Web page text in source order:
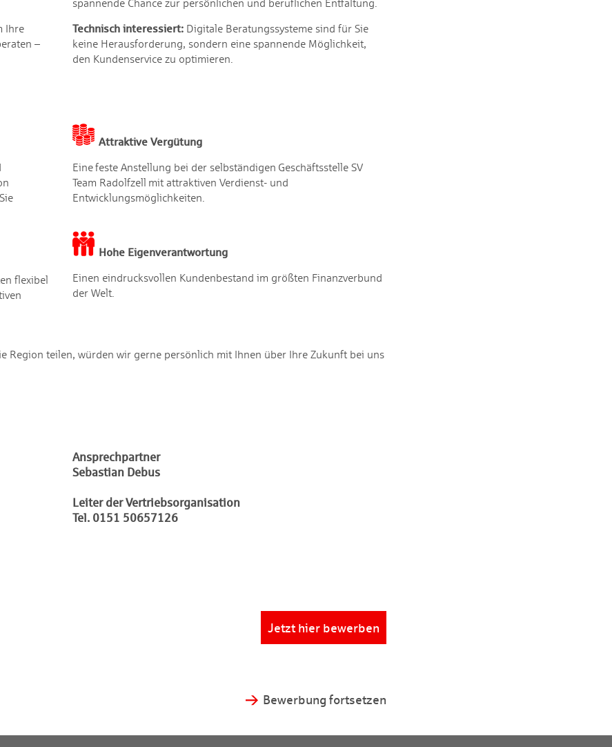
Ihre
–
spannende Chance zur persönlichen und beruflichen Entfaltung.
Technisch interessiert: Digitale Beratungssysteme sind für Sie
keine Herausforderung, sondern eine spannende Möglichkeit,
den Kundenservice zu optimieren.
flexibel
Attraktive Vergütung
Eine feste Anstellung bei der selbständigen Geschäftsstelle SV
Team Radolfzell mit attraktiven Verdienst- und
Entwicklungsmöglichkeiten.
Hohe Eigenverantwortung
Einen eindrucksvollen Kundenbestand im größten Finanzverbund
der Welt.
Region teilen, würden wir gerne persönlich mit Ihnen über Ihre Zukunft bei uns
Ansprechpartner
Sebastian Debus
Leiter der Vertriebsorganisation
Tel. 0151 50657126
Jetzt hier bewerben
Bewerbung fortsetzen